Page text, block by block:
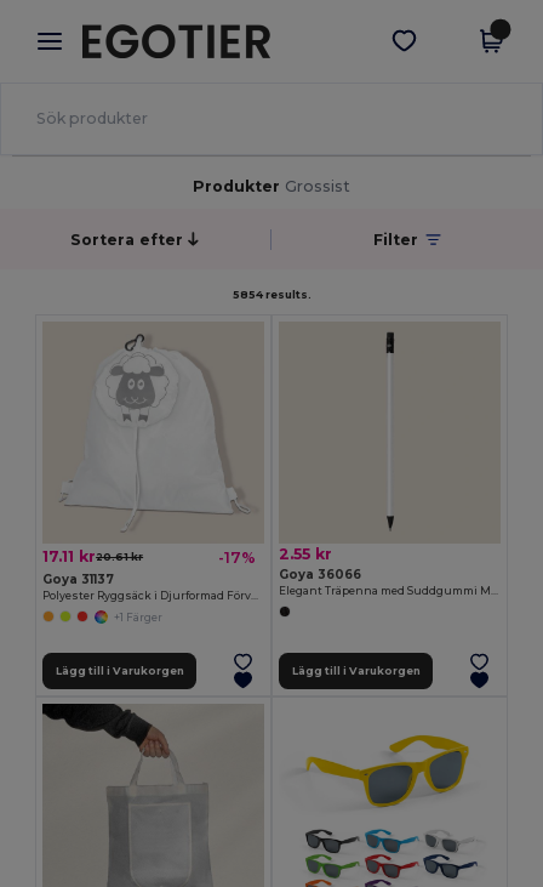
× Egotier-app
Bättre priser i appen!
Hämta app
Produkter Grossist
Sortera efter Filter
5854 results.
17.11 kr20.61 kr -17%
Goya 31137
Polyester Ryggsäck i Djurformad Förvaringspåse ANIMALS
+1 Färger
Lägg till i Varukorgen
2.55 kr
Goya 36066
Elegant Träpenna med Suddgummi MATT
Lägg till i Varukorgen